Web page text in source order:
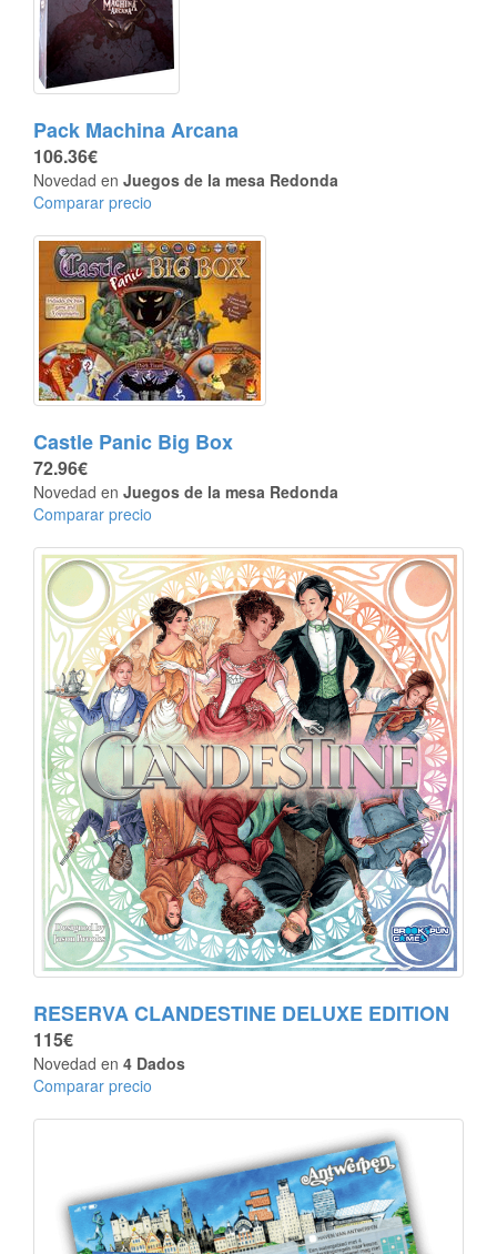
Pack Machina Arcana
106.36€
Novedad en Juegos de la mesa Redonda
Comparar precio
Castle Panic Big Box
72.96€
Novedad en Juegos de la mesa Redonda
Comparar precio
RESERVA CLANDESTINE DELUXE EDITION
115€
Novedad en 4 Dados
Comparar precio